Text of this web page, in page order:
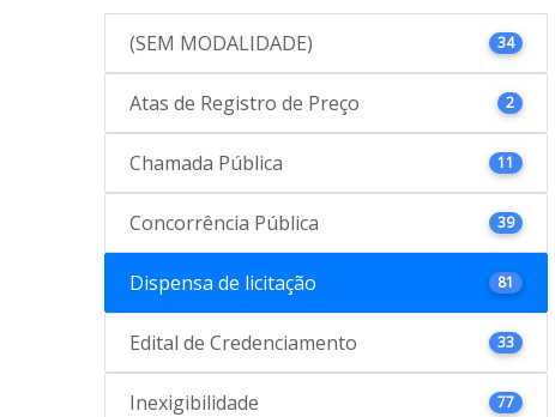
(SEM MODALIDADE) 34
Atas de Registro de Preço 2
Chamada Pública 11
Concorrência Pública 39
Dispensa de licitação 81
Edital de Credenciamento 33
Inexigibilidade 77